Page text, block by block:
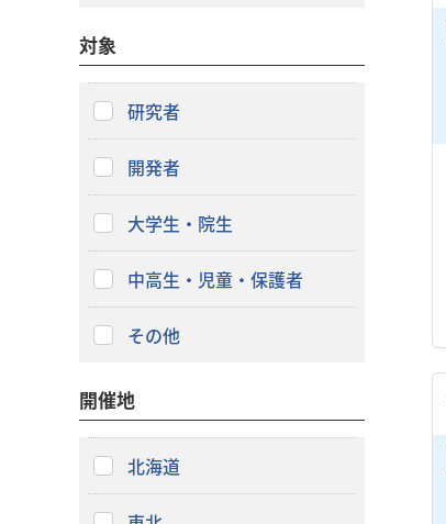
対象
研究者
開発者
大学生・院生
中高生・児童・保護者
その他
開催地
北海道